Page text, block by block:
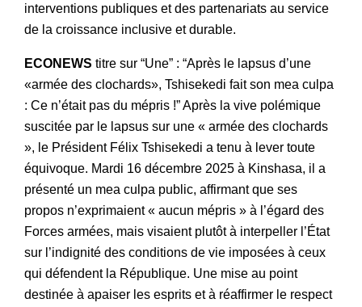
interventions publiques et des partenariats au service
de la croissance inclusive et durable.
ECONEWS titre sur “Une” : “Après le lapsus d’une
«armée des clochards», Tshisekedi fait son mea culpa
: Ce n’était pas du mépris !” Après la vive polémique
suscitée par le lapsus sur une « armée des clochards
», le Président Félix Tshisekedi a tenu à lever toute
équivoque. Mardi 16 décembre 2025 à Kinshasa, il a
présenté un mea culpa public, affirmant que ses
propos n’exprimaient « aucun mépris » à l’égard des
Forces armées, mais visaient plutôt à interpeller l’État
sur l’indignité des conditions de vie imposées à ceux
qui défendent la République. Une mise au point
destinée à apaiser les esprits et à réaffirmer le respect